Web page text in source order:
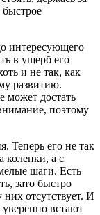
быстрое
интересующего
в ущерб его
и не так, как
развитию.
может достать
поэтому
Теперь его не так
коленки, а с
шаги. Есть
зато быстро
них отсутствует. И
встают